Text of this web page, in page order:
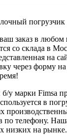
погрузчик
заказ в любом
со склада в
на
через форму
у марки Fimsa
в
по телефону.
низких на рынке.